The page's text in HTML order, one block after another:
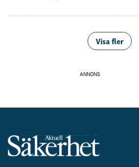
Visa fler
ANNONS